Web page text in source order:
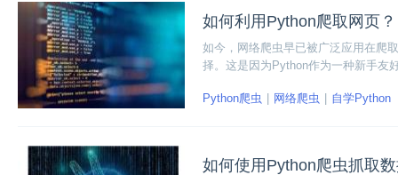
如何利用Python爬取网页？
如今，网络爬虫早已被广泛应用在爬
择。这是因为Python作为一种新手友
虫呢？
Python爬虫 网络爬虫 自学Python
如何使用Python爬虫抓取